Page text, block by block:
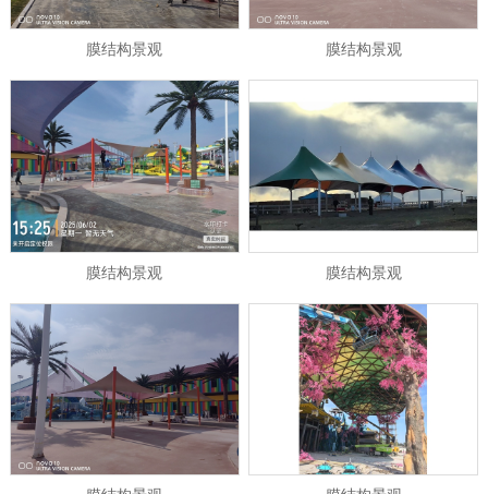
1
膜结构景观 膜结构景观
膜结构景观 膜结构景观